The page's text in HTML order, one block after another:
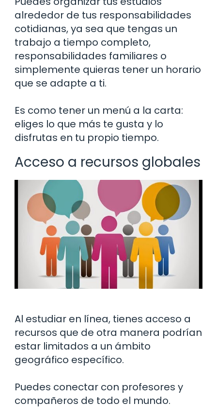
alrededor de tus responsabilidades
cotidianas, ya sea que tengas un
trabajo a tiempo completo,
responsabilidades familiares o
simplemente quieras tener un horario
que se adapte a ti.
Es como tener un menú a la carta:
eliges lo que más te gusta y lo
disfrutas en tu propio tiempo.
Acceso a recursos globales
Al estudiar en línea, tienes acceso a
recursos que de otra manera podrían
estar limitados a un ámbito
geográfico específico.
Puedes conectar con profesores y
compañeros de todo el mundo.